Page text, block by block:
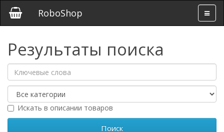
RoboShop
Результаты поиска
Искать в описании товаров